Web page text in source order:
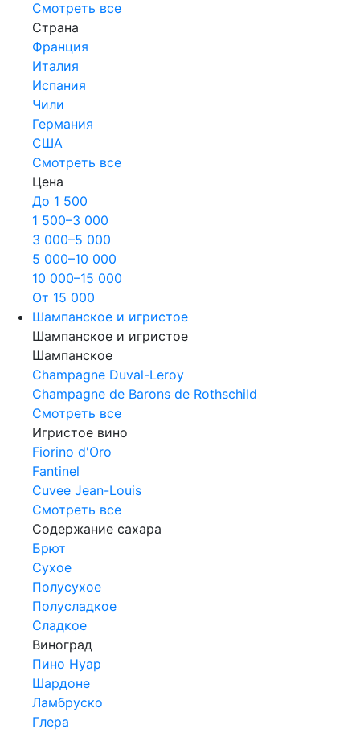
Смотреть все
Страна
Франция
Италия
Испания
Чили
Германия
США
Смотреть все
Цена
До 1 500
1 500–3 000
3 000–5 000
5 000–10 000
10 000–15 000
От 15 000
Шампанское и игристое
Шампанское и игристое
Шампанское
Champagne Duval-Leroy
Champagne de Barons de Rothschild
Смотреть все
Игристое вино
Fiorino d'Oro
Fantinel
Cuvee Jean-Louis
Смотреть все
Содержание сахара
Брют
Сухое
Полусухое
Полусладкое
Сладкое
Виноград
Пино Нуар
Шардоне
Ламбруско
Глера